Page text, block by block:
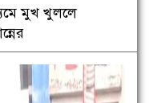
মুখ খুললে